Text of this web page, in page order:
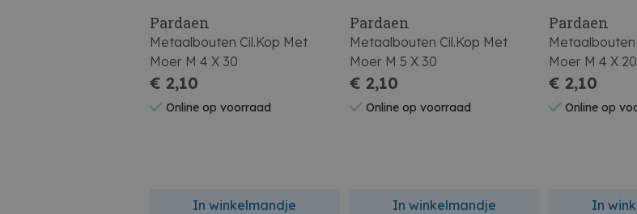
Pardaen
Metaalbouten Cil.Kop Met
Moer M 4 X 30
€ 2,10
Online op voorraad
In winkelmandje
Pardaen
Metaalbouten Cil.Kop Met
Moer M 5 X 30
€ 2,10
Online op voorraad
In winkelmandje
Pardaen
Moer M 4 X 20
€ 2,10
Online op
In